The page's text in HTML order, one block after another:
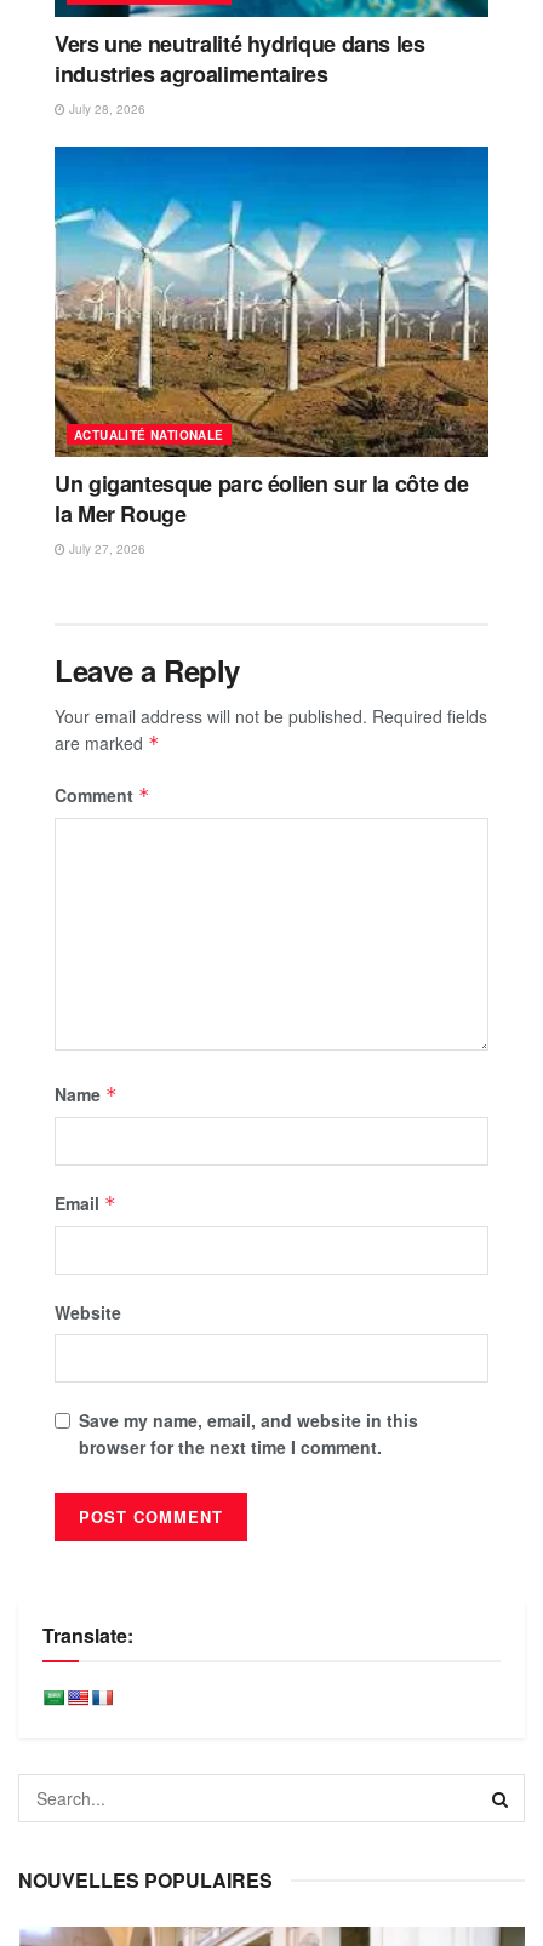
Vers une neutralité hydrique dans les
industries agroalimentaires
July 28, 2026
ACTUALITÉ NATIONALE
Un gigantesque parc éolien sur la côte de
la Mer Rouge
July 27, 2026
Leave a Reply
Your email address will not be published. Required fields
are marked *
Comment *
Name *
Email *
Website
Save my name, email, and website in this
browser for the next time I comment.
Translate:
NOUVELLES POPULAIRES